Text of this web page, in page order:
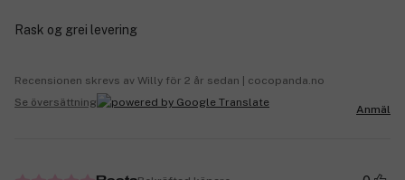
Rask og grei levering
Recensionen skrevs av Willy för 2 år sedan | cocopanda.no
Se översättning
Anmäl